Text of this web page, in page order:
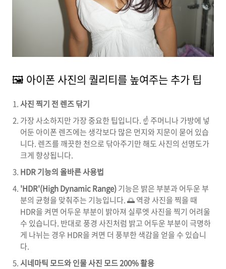
🖼️ 아이폰 사진의 퀄리티를 높여주는 추가 팁
사진 찍기 전 렌즈 닦기
가장 사소하지만 가장 중요한 팁입니다. ☝️ 주머니나 가방에 넣
어둔 아이폰 렌즈에는 생각보다 많은 먼지와 지문이 묻어 있습
니다. 렌즈를 깨끗한 천으로 닦아주기만 해도 사진의 선명도가
크게 향상됩니다.
HDR 기능의 올바른 사용법
'HDR'(High Dynamic Range)기능은 밝은 부분과 어두운 부
분의 균형을 맞춰주는 기능입니다. 🌅 역광 사진을 찍을 때
HDR을 켜면 어두운 부분이 밝아져 실루엣 사진을 찍기 어려울
수 있습니다. 반대로 풍경 사진처럼 밝고 어두운 부분이 극명하
게 나뉘는 경우 HDR을 켜면 더 풍부한 색감을 얻을 수 있습니
다.
시네마틱 모드와 인물 사진 모드 200% 활용